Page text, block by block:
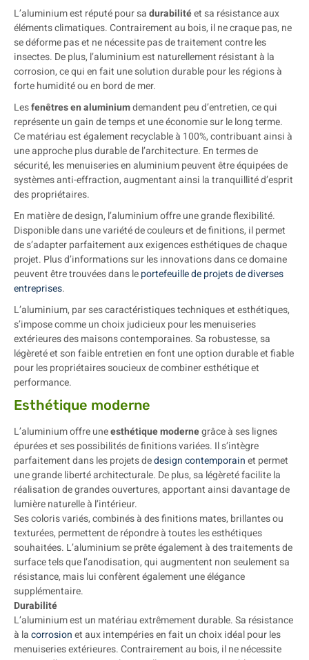
L’aluminium est réputé pour sadurabilitéet sa résistance aux
éléments climatiques. Contrairement au bois, il ne craque pas, ne
se déforme pas et ne nécessite pas de traitement contre les
insectes. De plus, l’aluminium est naturellement résistant à la
corrosion, ce qui en fait une solution durable pour les régions à
forte humidité ou en bord de mer.
Lesfenêtres en aluminiumdemandent peu d’entretien, ce qui
représente un gain de temps et une économie sur le long terme.
Ce matériau est également recyclable à 100%, contribuant ainsi à
une approche plus durable de l’architecture. En termes de
sécurité, les menuiseries en aluminium peuvent être équipées de
systèmes anti-effraction, augmentant ainsi la tranquillité d’esprit
des propriétaires.
En matière de design, l’aluminium offre une grande flexibilité.
Disponible dans une variété de couleurs et de finitions, il permet
de s’adapter parfaitement aux exigences esthétiques de chaque
projet. Plus d’informations sur les innovations dans ce domaine
peuvent être trouvées dans leportefeuille de projets de diverses
entreprises.
L’aluminium, par ses caractéristiques techniques et esthétiques,
s’impose comme un choix judicieux pour les menuiseries
extérieures des maisons contemporaines. Sa robustesse, sa
légèreté et son faible entretien en font une option durable et fiable
pour les propriétaires soucieux de combiner esthétique et
performance.
Esthétique moderne
L’aluminium offre uneesthétique modernegrâce à ses lignes
épurées et ses possibilités de finitions variées. Il s’intègre
parfaitement dans les projets dedesign contemporainet permet
une grande liberté architecturale. De plus, sa légèreté facilite la
réalisation de grandes ouvertures, apportant ainsi davantage de
lumière naturelle à l’intérieur.
Ses coloris variés, combinés à des finitions mates, brillantes ou
texturées, permettent de répondre à toutes les esthétiques
souhaitées. L’aluminium se prête également à des traitements de
surface tels que l’anodisation, qui augmentent non seulement sa
résistance, mais lui confèrent également une élégance
supplémentaire.
Durabilité
L’aluminium est un matériau extrêmement durable. Sa résistance
à lacorrosionet aux intempéries en fait un choix idéal pour les
menuiseries extérieures. Contrairement au bois, il ne nécessite